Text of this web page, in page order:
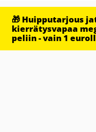
🎁 Huipputarjous
kierrätysvapaa
peliin - vain 1